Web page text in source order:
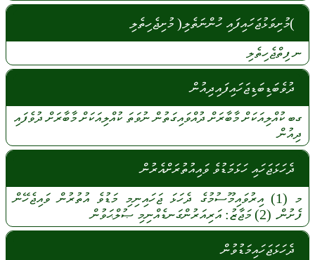
)މުށިވަޅުޖަހައިފައި ހުންނަތެލި( މުށިޖެހިތެލި
ނފިތްޖެހިތެލި
ދުވެބަޑިބަޑިޖަހައިފައިދިއުން
ގބ ކުއްލިއަކަށްމާބާރަށްދުއްވައިގަތުންނުވަތަ ކުއްލިއަކަށްމާބާރަށްދުވެފައި
ދިއުން
ދެހަޅަޖަހައި ހަޅަމަޑުވެ ވައިއުތުރަށްއެރުން
މ (1) އިރުވައިމޫސުމުގެ ދެހަޅަޖަހައިނިމިމަޑުވެއުތުރުންވައިޖެހޭން
ފެށުން. (2) މަޖާޒު:އަރިއަރުންގަނޑެއްނިމި ޞުލްޙަވުން
ދެހަޅަޖަހައިމަޑުވުން